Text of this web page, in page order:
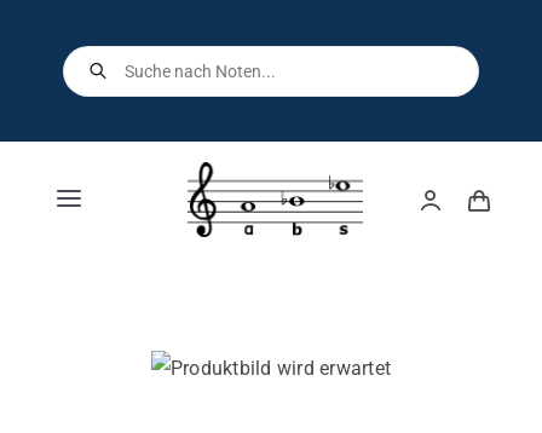
content
Products
search
Toggle